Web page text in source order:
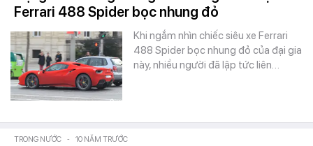
Ferrari 488 Spider bọc nhung đỏ
Khi ngắm nhìn chiếc siêu xe Ferrari
488 Spider bọc nhung đỏ của đại gia
này, nhiều người đã lập tức liên…
TRONG NƯỚC - 10 NĂM TRƯỚC